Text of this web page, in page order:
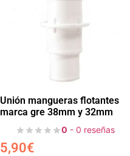
Unión mangueras flotantes
marca gre 38mm y 32mm
0 - 0 reseñas
5,90€